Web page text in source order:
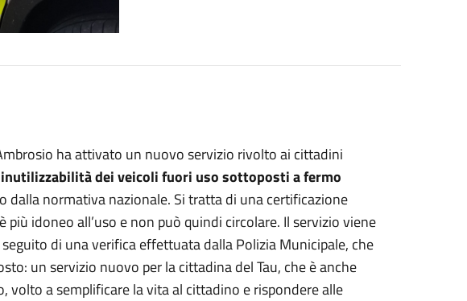
ha attivato un nuovo servizio rivolto ai cittadini
dei veicoli fuori uso sottoposti a fermo
dalla normativa nazionale. Si tratta di una certificazione
idoneo all’uso e non può quindi circolare. Il servizio viene
di una verifica effettuata dalla Polizia Municipale, che
un servizio nuovo per la cittadina del Tau, che è anche
volto a semplificare la vita al cittadino e rispondere alle